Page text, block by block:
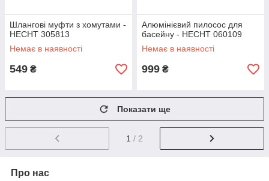
Шлангові муфти з хомутами -
HECHT 305813
Немає в наявності
549 ₴
Алюмінієвий пилосос для
басейну - HECHT 060109
Немає в наявності
999 ₴
Показати ще
1 / 2
Про нас